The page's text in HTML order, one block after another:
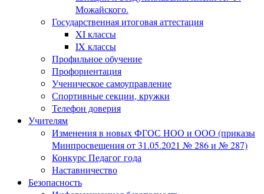
Можайского.
Государственная итоговая аттестация
XI классы
IX классы
Профильное обучение
Профориентация
Ученическое самоуправление
Спортивные секции, кружки
Телефон доверия
Учителям
Изменения в новых ФГОС НОО и ООО (приказы
Минпросвещения от 31.05.2021 № 286 и № 287)
Конкурс Педагог года
Наставничество
Безопасность